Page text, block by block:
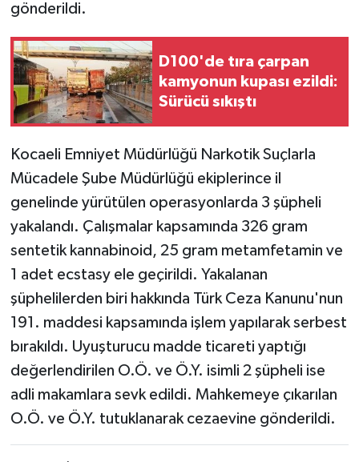
gönderildi.
D100'de tıra çarpan
kamyonun kupası ezildi:
Sürücü sıkıştı
Kocaeli Emniyet Müdürlüğü Narkotik Suçlarla
Mücadele Şube Müdürlüğü ekiplerince il
genelinde yürütülen operasyonlarda 3 şüpheli
yakalandı. Çalışmalar kapsamında 326 gram
sentetik kannabinoid, 25 gram metamfetamin ve
1 adet ecstasy ele geçirildi. Yakalanan
şüphelilerden biri hakkında Türk Ceza Kanunu'nun
191. maddesi kapsamında işlem yapılarak serbest
bırakıldı. Uyuşturucu madde ticareti yaptığı
değerlendirilen O.Ö. ve Ö.Y. isimli 2 şüpheli ise
adli makamlara sevk edildi. Mahkemeye çıkarılan
O.Ö. ve Ö.Y. tutuklanarak cezaevine gönderildi.